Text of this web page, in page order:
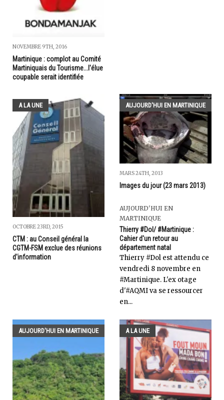
NOVEMBRE 9TH, 2016
Martinique : complot au Comité
Martiniquais du Tourisme...l'élue
coupable serait identifiée
A LA UNE
OCTOBRE 23RD, 2015
CTM : au Conseil général la
CGTM-FSM exclue des réunions
d'information
AUJOURD'HUI EN MARTINIQUE
MARS 24TH, 2013
Images du jour (23 mars 2013)
AUJOURD'HUI EN
MARTINIQUE
Thierry #Dol/ #Martinique :
Cahier d'un retour au
département natal
Thierry #Dol est attendu ce
vendredi 8 novembre en
#Martinique. L'ex otage
d'#AQMI va se ressourcer
en...
AUJOURD'HUI EN MARTINIQUE A LA UNE